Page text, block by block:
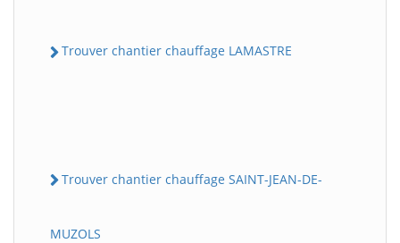
Trouver chantier chauffage LAMASTRE
Trouver chantier chauffage SAINT-JEAN-DE-
MUZOLS